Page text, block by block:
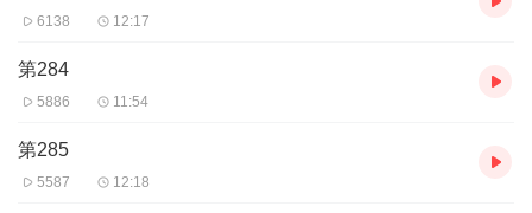
6138 12:17
第284
5886 11:54
第285
5587 12:18